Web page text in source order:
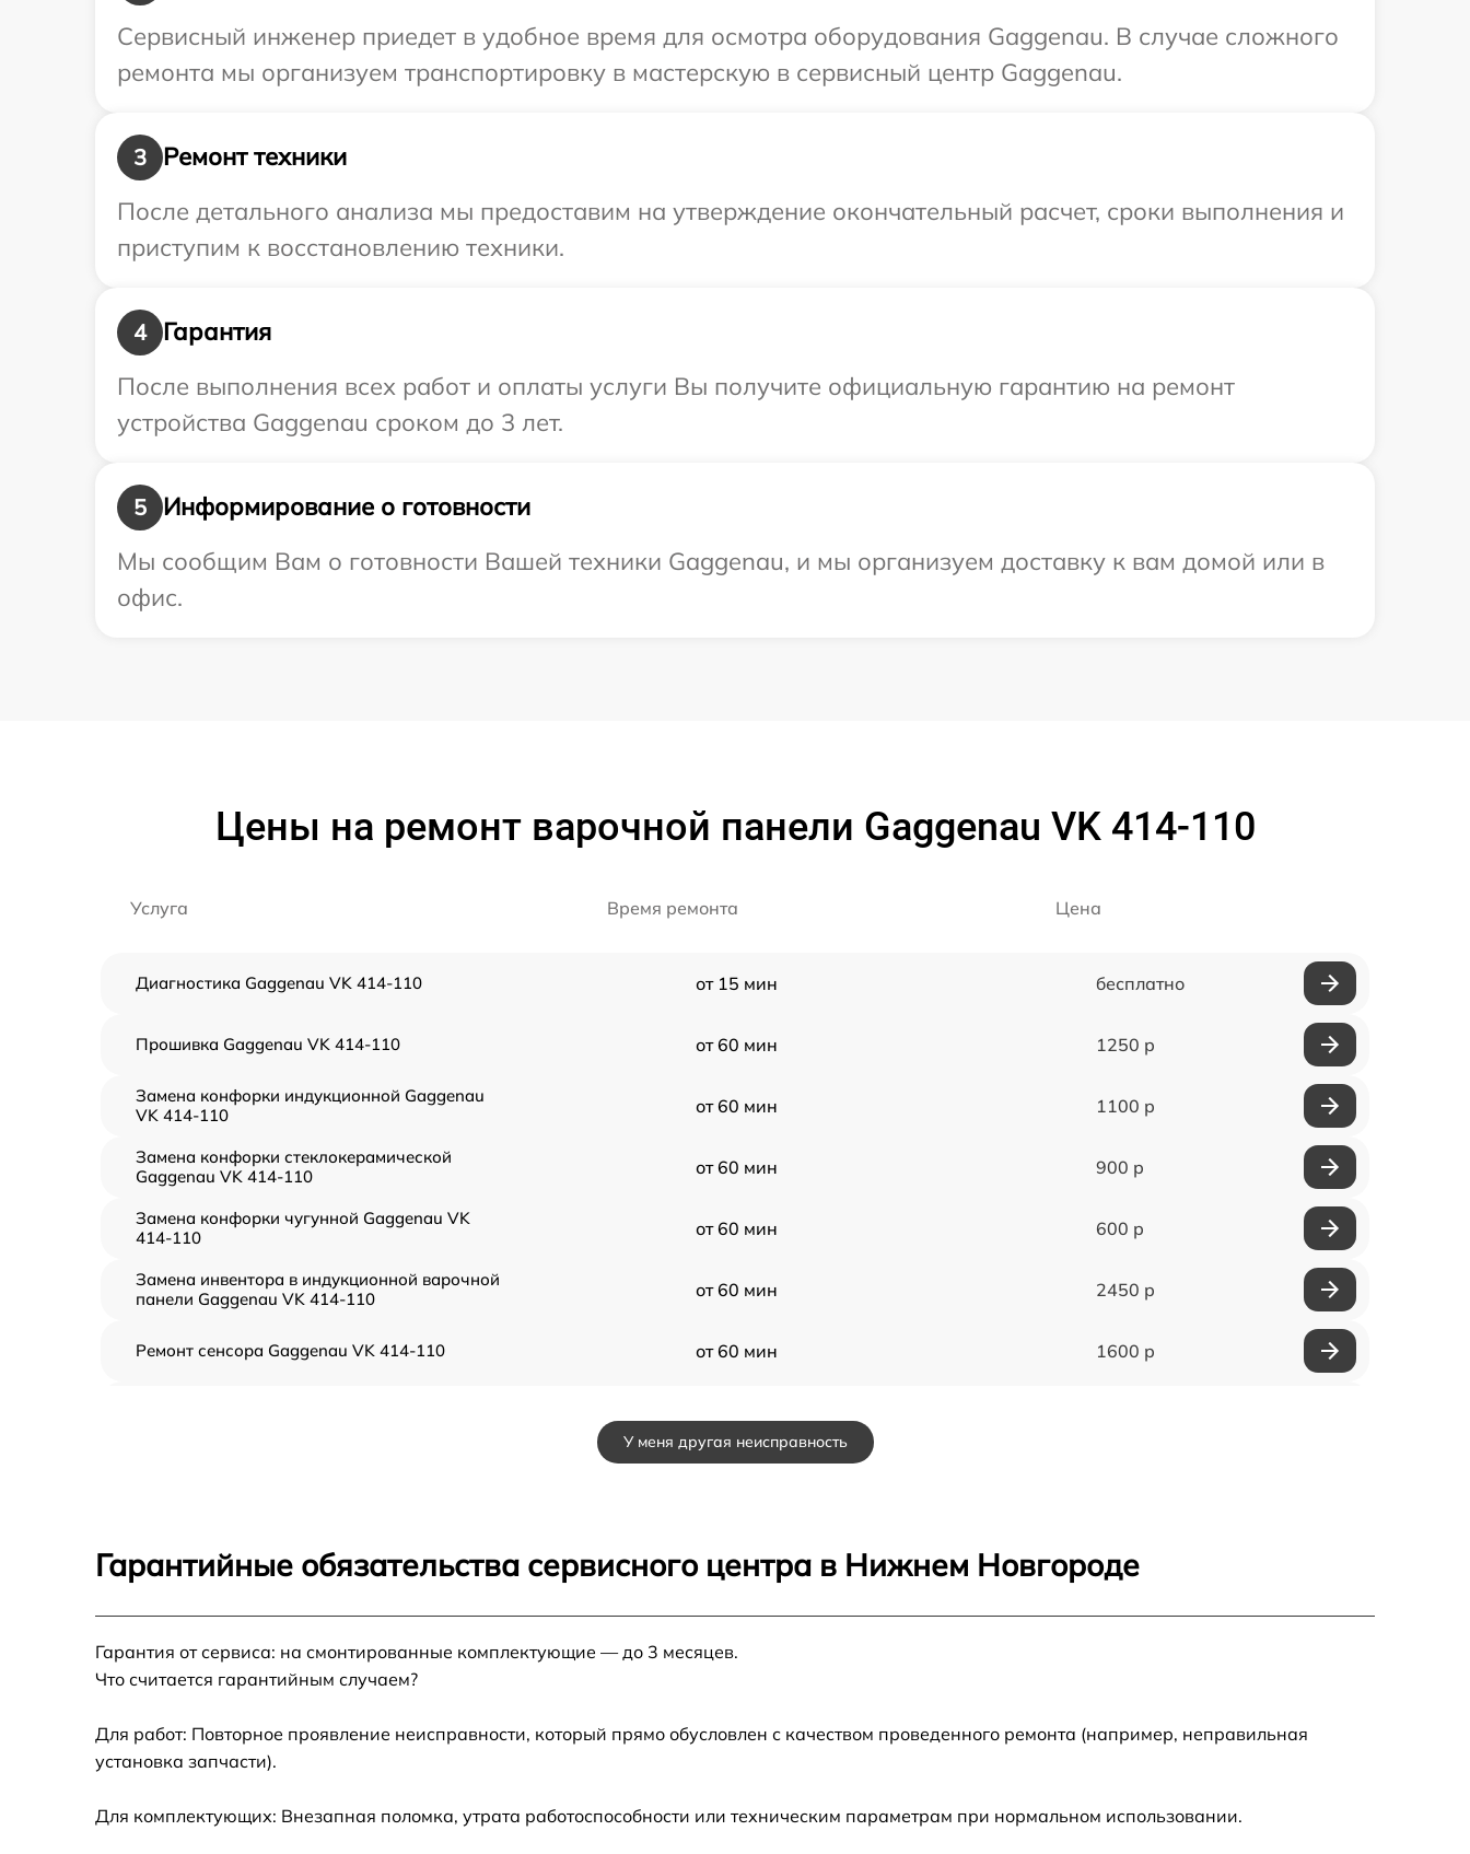
Сервисный инженер приедет в удобное время для осмотра оборудования Gaggenau. В случае сложного
ремонта мы организуем транспортировку в мастерскую в сервисный центр Gaggenau.
3
Ремонт техники
После детального анализа мы предоставим на утверждение окончательный расчет, сроки выполнения и
приступим к восстановлению техники.
4
Гарантия
После выполнения всех работ и оплаты услуги Вы получите официальную гарантию на ремонт
устройства Gaggenau сроком до 3 лет.
5
Информирование о готовности
Мы сообщим Вам о готовности Вашей техники Gaggenau, и мы организуем доставку к вам домой или в
офис.
Цены на ремонт варочной панели Gaggenau VK 414-110
Услуга Время ремонта Цена
Диагностика Gaggenau VK 414-110 от 15 мин бесплатно
Прошивка Gaggenau VK 414-110 от 60 мин 1250 р
Замена конфорки индукционной Gaggenau
VK 414-110
от 60 мин 1100 р
Замена конфорки стеклокерамической
Gaggenau VK 414-110
от 60 мин 900 р
Замена конфорки чугунной Gaggenau VK
414-110
от 60 мин 600 р
Замена инвентора в индукционной варочной
панели Gaggenau VK 414-110
от 60 мин 2450 р
Ремонт сенсора Gaggenau VK 414-110 от 60 мин 1600 р
Замена сенсора Gaggenau VK 414-110 от 60 мин
У меня другая неисправность
Гарантийные обязательства сервисного центра в Нижнем Новгороде
Гарантия от сервиса: на смонтированные комплектующие — до 3 месяцев.
Что считается гарантийным случаем?
Для работ: Повторное проявление неисправности, который прямо обусловлен с качеством проведенного ремонта (например, неправильная
установка запчасти).
Для комплектующих: Внезапная поломка, утрата работоспособности или техническим параметрам при нормальном использовании.